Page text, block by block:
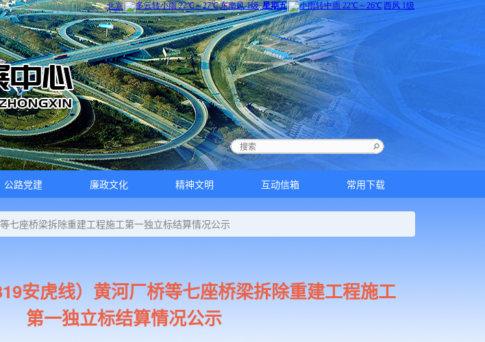
公路党建 廉政文化 精神文明 互动信箱 常用下载
七座桥梁拆除重建工程施工第一独立标结算情况公示
安虎线）黄河厂桥等七座桥梁拆除重建工程施工
第一独立标结算情况公示